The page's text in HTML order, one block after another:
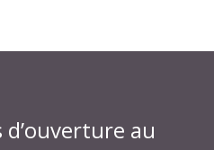
d’ouverture au